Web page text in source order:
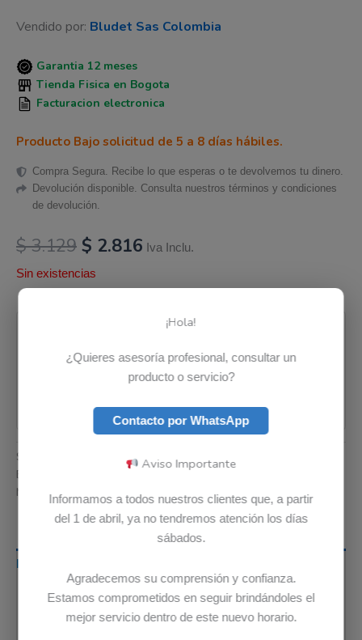
Vendido por: Bludet Sas Colombia
Garantia 12 meses
Tienda Fisica en Bogota
Facturacion electronica
Producto Bajo solicitud de 5 a 8 días hábiles.
Compra Segura. Recibe lo que esperas o te devolvemos tu dinero.
Devolución disponible. Consulta nuestros términos y condiciones
de devolución.
$3.129 $ 2.816 Iva Inclu.
Sin existencias
SKU: Categoría:
Etiquetas:
Garantia 12 meses
Marca: Lenovo
Información adicional
Valoraciones (0)
¡Hola!
¿Quieres asesoría profesional, consultar un
producto o servicio?
Contacto por WhatsApp
Aviso Importante
Informamos a todos nuestros clientes que, a partir
del 1 de abril, ya no tendremos atención los días
sábados.
Agradecemos su comprensión y confianza.
Estamos comprometidos en seguir brindándoles el
mejor servicio dentro de este nuevo horario.